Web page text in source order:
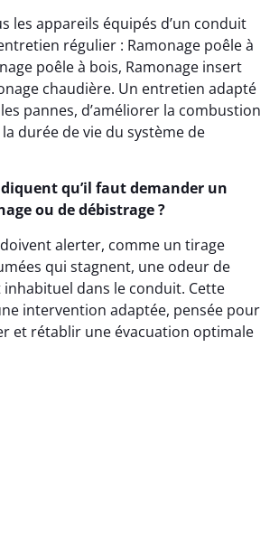
les appareils équipés d’un conduit
régulier : Ramonage poêle à
poêle à bois, Ramonage insert
chaudière. Un entretien adapté
pannes, d’améliorer la combustion
durée de vie du système de
qu’il faut demander un
ou de débistrage ?
alerter, comme un tirage
qui stagnent, une odeur de
dans le conduit. Cette
intervention adaptée, pensée pour
et rétablir une évacuation optimale